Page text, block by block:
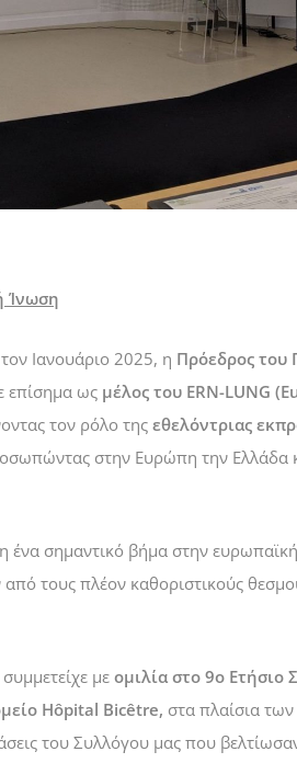
Ίνωση
Ιανουάριο 2025, η Πρόεδρος του
επίσημα ως μέλος του ERN-LUNG
τον ρόλο τηςεθελόντριας
στην Ευρώπη την Ελλάδα
ένα σημαντικό βήμα στην
τους πλέον καθοριστικούς
με ομιλία στο 9ο Ετήσιο
Hôpital Bicêtre, στα πλαίσια
του Συλλόγου μας που